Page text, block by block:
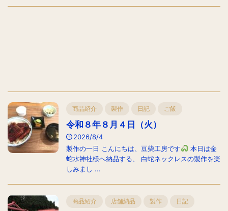
商品紹介 製作 日記 ご飯
令和８年８月４日（火）
2026/8/4
製作の一日 こんにちは、豆柴工房です
本日は金
蛇水神社様へ納品する、 白蛇ネックレスの製作を楽
しみまし ...
商品紹介 店舗納品 製作 日記